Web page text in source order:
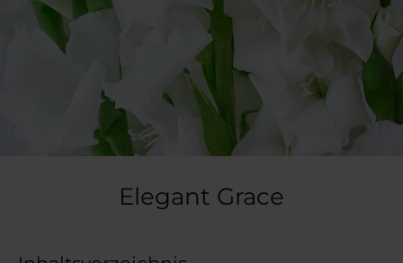
Elegant Grace